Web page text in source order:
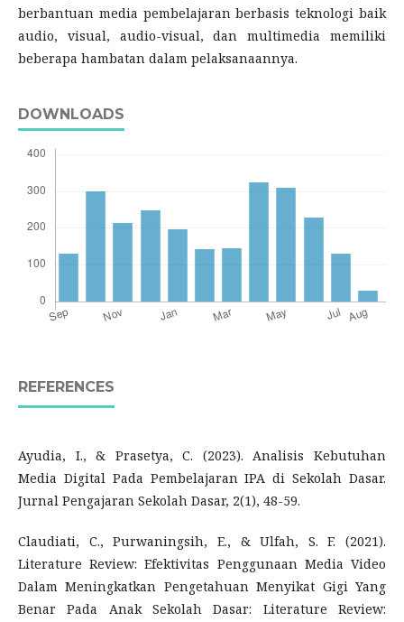
berbantuan media pembelajaran berbasis teknologi baik
audio, visual, audio-visual, dan multimedia memiliki
beberapa hambatan dalam pelaksanaannya.
DOWNLOADS
REFERENCES
Ayudia, I., & Prasetya, C. (2023). Analisis Kebutuhan
Media Digital Pada Pembelajaran IPA di Sekolah Dasar.
Jurnal Pengajaran Sekolah Dasar, 2(1), 48-59.
Claudiati, C., Purwaningsih, E., & Ulfah, S. F. (2021).
Literature Review: Efektivitas Penggunaan Media Video
Dalam Meningkatkan Pengetahuan Menyikat Gigi Yang
Benar Pada Anak Sekolah Dasar: Literature Review: